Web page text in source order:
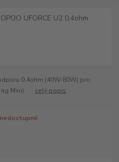
0,4ohm (40W-80W) pro
Mini) celý popis